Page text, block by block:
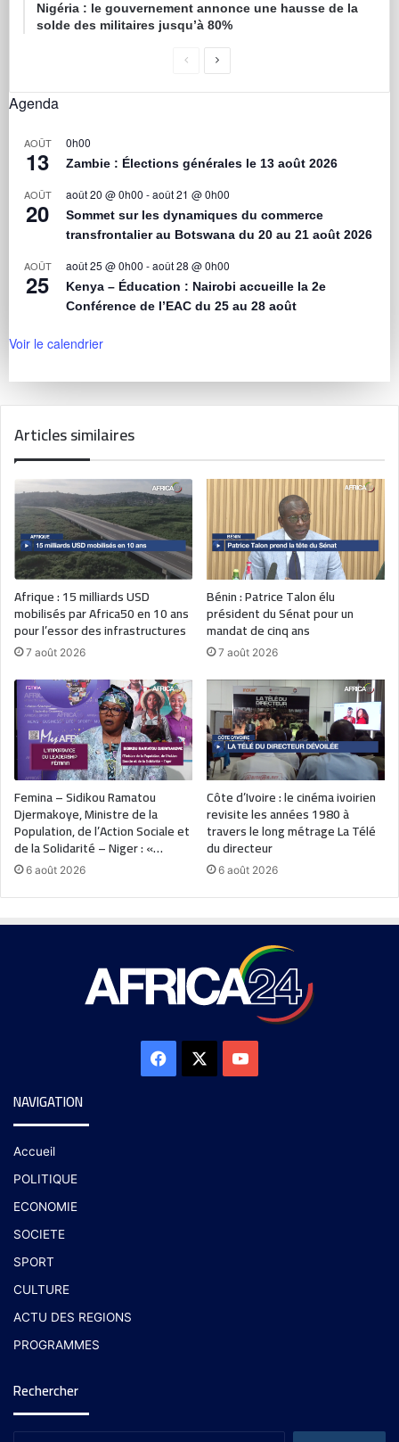
Nigéria : le gouvernement annonce une hausse de la
solde des militaires jusqu’à 80%
Agenda
AOÛT
13
0h00
Zambie : Élections générales le 13 août 2026
AOÛT
20
août 20 @ 0h00 -août 21 @ 0h00
Sommet sur les dynamiques du commerce
transfrontalier au Botswana du 20 au 21 août 2026
AOÛT
25
août 25 @ 0h00 -août 28 @ 0h00
Kenya – Éducation : Nairobi accueille la 2e
Conférence de l’EAC du 25 au 28 août
Voir le calendrier
Articles similaires
Afrique : 15 milliards USD
mobilisés par Africa50 en 10 ans
pour l’essor des infrastructures
7 août 2026
Bénin : Patrice Talon élu
président du Sénat pour un
mandat de cinq ans
7 août 2026
Femina – Sidikou Ramatou
Djermakoye, Ministre de la
Population, de l’Action Sociale et
de la Solidarité – Niger : «…
6 août 2026
Côte d’Ivoire : le cinéma ivoirien
revisite les années 1980 à
travers le long métrage La Télé
du directeur
6 août 2026
NAVIGATION
Accueil
POLITIQUE
ECONOMIE
SOCIETE
SPORT
CULTURE
ACTU DES REGIONS
PROGRAMMES
Rechercher